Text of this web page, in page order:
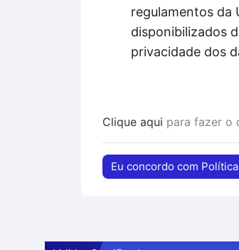
regulamentos da
disponibilizados
privacidade dos
Clique aqui para fazer o
Eu concordo com